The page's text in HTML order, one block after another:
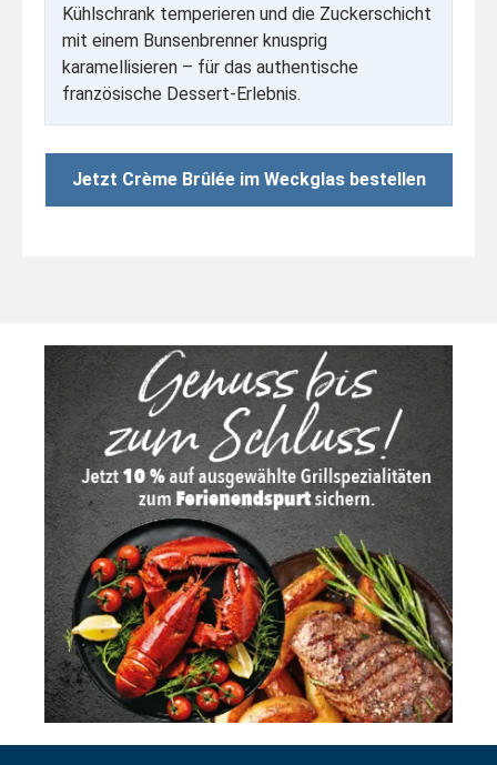
Kühlschrank temperieren und die Zuckerschicht
mit einem Bunsenbrenner knusprig
karamellisieren – für das authentische
französische Dessert-Erlebnis.
Jetzt Crème Brûlée im Weckglas bestellen